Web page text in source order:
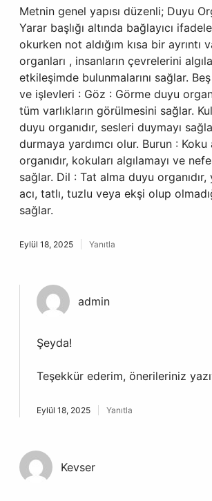
Metnin genel yapısı düzenli; Duyu
Yarar başlığı altında bağlayıcı
okurken not aldığım kısa bir ayrıntı
organları , insanların çevrelerini
etkileşimde bulunmalarını sağlar.
ve işlevleri : Göz : Görme duyu
tüm varlıkların görülmesini sağlar.
duyu organıdır, sesleri duymayı
durmaya yardımcı olur. Burun :
organıdır, kokuları algılamayı ve
sağlar. Dil : Tat alma duyu
acı, tatlı, tuzlu veya ekşi olup
sağlar.
Eylül 18, 2025 Yanıtla
admin
Şeyda!
Teşekkür ederim, önerileriniz
Eylül 18, 2025 Yanıtla
Kevser